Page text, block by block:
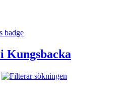
Kungsbacka